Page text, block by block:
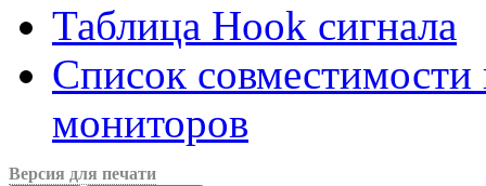
Таблица Hook сигнала
Список
мониторов
Версия для печати